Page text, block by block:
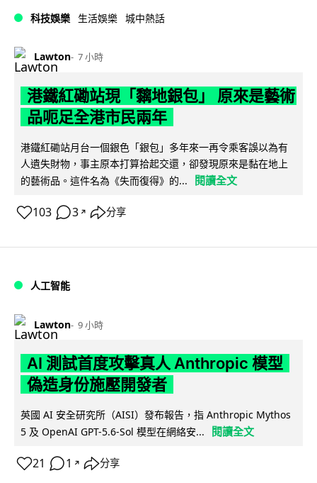
科技娛樂 生活娛樂 城中熱話
Lawton 7 小時
港鐵紅磡站現「黐地銀包」 原來是藝術
品呃足全港市民兩年
港鐵紅磡站月台一個銀色「銀包」多年來一再令乘客誤以為有
人遺失財物，事主原本打算拾起交還，卻發現原來是黏在地上
的藝術品。這件名為《失而復得》的...
閱讀全文
103 3 ↗ 分享
人工智能
Lawton 9 小時
AI 測試首度攻擊真人 Anthropic 模型
偽造身份施壓開發者
英國 AI 安全研究所（AISI）發布報告，指 Anthropic Mythos
5 及 OpenAI GPT-5.6-Sol 模型在網絡安...
閱讀全文
21 1 ↗ 分享